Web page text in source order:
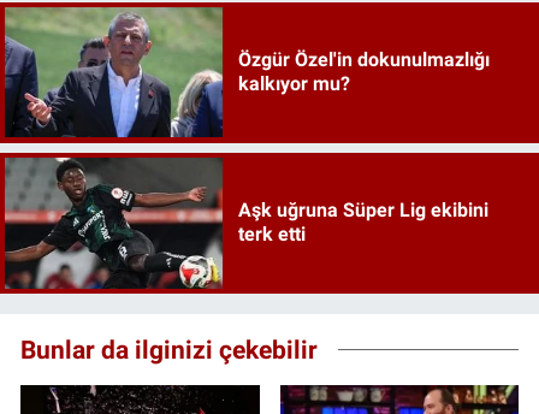
Özgür Özel'in dokunulmazlığı
kalkıyor mu?
Aşk uğruna Süper Lig ekibini
terk etti
Bunlar da ilginizi çekebilir